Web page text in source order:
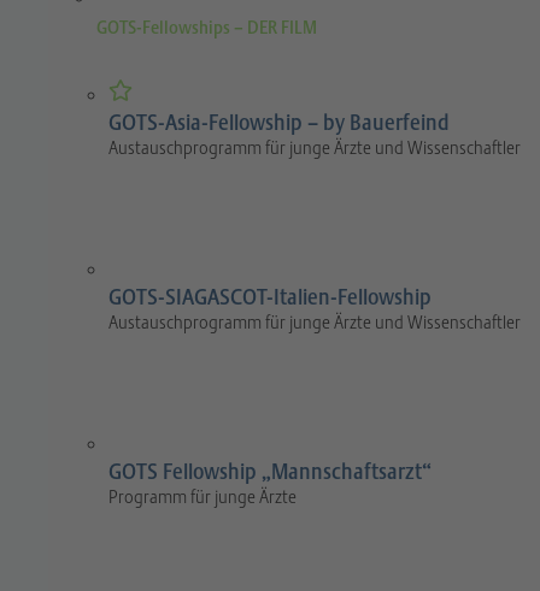
GOTS-Fellowships – DER FILM
GOTS-Asia-Fellowship – by Bauerfeind
Austauschprogramm für junge Ärzte und Wissenschaftler
GOTS-SIAGASCOT-Italien-Fellowship
Austauschprogramm für junge Ärzte und Wissenschaftler
GOTS Fellowship „Mannschaftsarzt“
Programm für junge Ärzte